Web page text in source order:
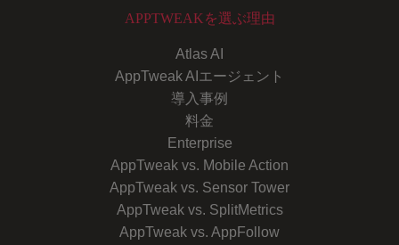
APPTWEAKを選ぶ理由
Atlas AI
AppTweak AIエージェント
導入事例
料金
Enterprise
AppTweak vs. Mobile Action
AppTweak vs. Sensor Tower
AppTweak vs. SplitMetrics
AppTweak vs. AppFollow